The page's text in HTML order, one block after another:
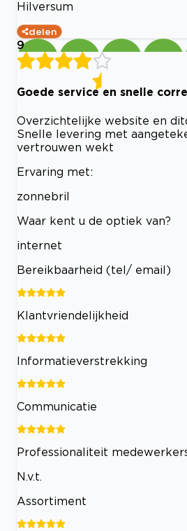
Hilversum
delen
9
Goede service en snelle
Overzichtelijke website en
Snelle levering met
vertrouwen wekt
Ervaring met:
zonnebril
Waar kent u de optiek van?
internet
Bereikbaarheid (tel/ email)
Klantvriendelijkheid
Informatieverstrekking
Communicatie
Professionaliteit
N.v.t.
Assortiment